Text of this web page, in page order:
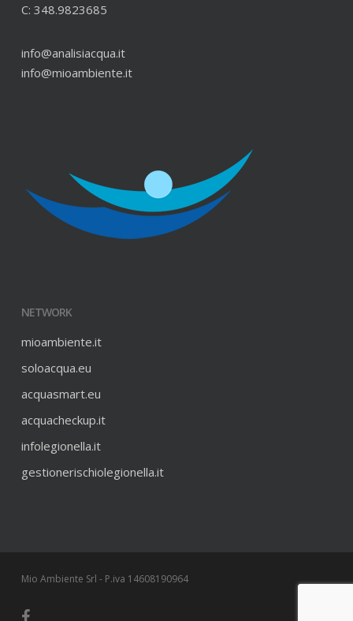
C: 348.9823685
info@analisiacqua.it
info@mioambiente.it
NETWORK
mioambiente.it
soloacqua.eu
acquasmart.eu
acquacheckup.it
infolegionella.it
gestionerischiolegionella.it
Mio Ambiente Srl - P.iva 14608190964
facebook